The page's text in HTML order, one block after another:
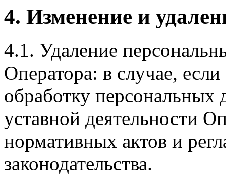
4. Изменение и
4.1. Удаление
Оператора: в случае,
обработку персональных
уставной деятельности
нормативных актов и
законодательства.